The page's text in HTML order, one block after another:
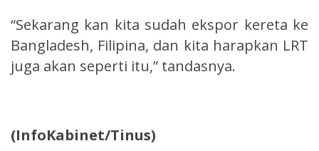
“Sekarang kan kita sudah ekspor kereta ke
Bangladesh, Filipina, dan kita harapkan LRT
juga akan seperti itu,” tandasnya.
(InfoKabinet/Tinus)